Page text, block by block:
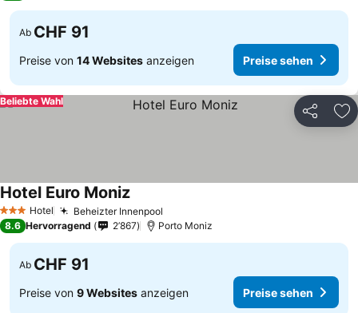
Ab CHF 91
Preise von 14 Websites anzeigen Preise sehen
Teilen
Beliebte Wahl
3 SterneHotel Beheizter Innenpool
Hotel Euro MonizPreise sehen
8.6 Hervorragend 2’867 Porto Moniz
Ab CHF 91
Preise von 9 Websites anzeigen Preise sehen